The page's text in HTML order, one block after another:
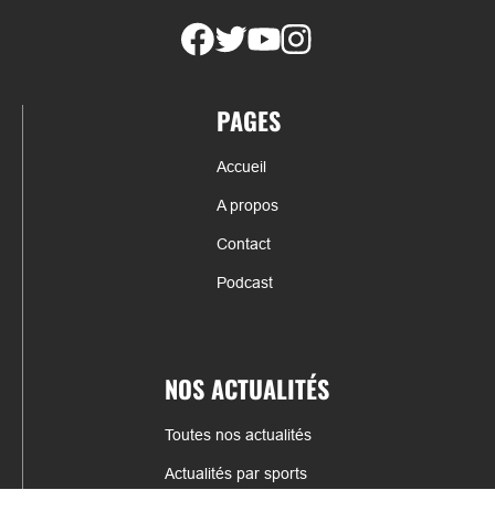
PAGES
Accueil
A propos
Contact
Podcast
NOS ACTUALITÉS
Toutes nos actualités
Actualités par sports